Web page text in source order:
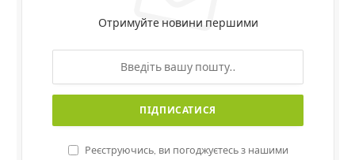
Отримуйте новини першими
Реєструючись, ви погоджуєтесь з нашими